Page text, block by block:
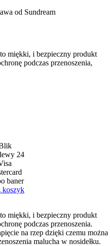
miękki, i bezpieczny produkt
podczas przenoszenia,
koszyk
miękki, i bezpieczny produkt
podczas przenoszenia.
na rzep dzięki czemu można
malucha w nosidełku.